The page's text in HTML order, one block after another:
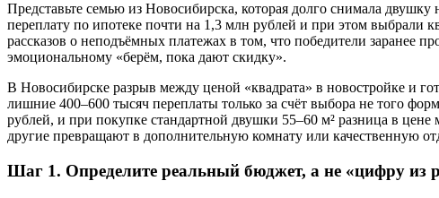
Представьте семью из Новосибирска, которая долго снимала
переплату по ипотеке почти на 1,3 млн рублей и при этом выбрали
рассказов о неподъёмных платежах в том, что победители заранее
эмоциональному «берём, пока дают скидку».
В Новосибирске разрыв между ценой «квадрата» в новостройке и
лишние 400–600 тысяч переплаты только за счёт выбора не того
рублей, и при покупке стандартной двушки 55–60 м² разница в
другие превращают в дополнительную комнату или качественную
Шаг 1. Определите реальный бюджет, а не «цифру из